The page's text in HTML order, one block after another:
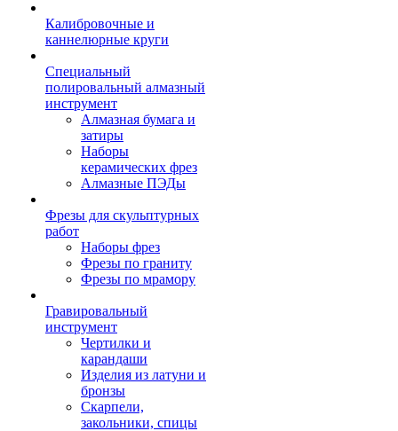
Калибровочные и
каннелюрные круги
Специальный
полировальный алмазный
инструмент
Алмазная бумага и
затиры
Наборы
керамических фрез
Алмазные ПЭДы
Фрезы для скульптурных
работ
Наборы фрез
Фрезы по граниту
Фрезы по мрамору
Гравировальный
инструмент
Чертилки и
карандаши
Изделия из латуни и
бронзы
Скарпели,
закольники, спицы